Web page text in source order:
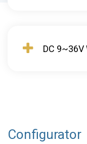
DC
Configurator